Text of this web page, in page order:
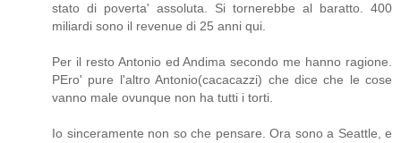
stato di poverta' assoluta. Si tornerebbe al baratto. 400
miliardi sono il revenue di 25 anni qui.
Per il resto Antonio ed Andima secondo me hanno ragione.
PEro' pure l'altro Antonio(cacacazzi) che dice che le cose
vanno male ovunque non ha tutti i torti.
Io sinceramente non so che pensare. Ora sono a Seattle, e